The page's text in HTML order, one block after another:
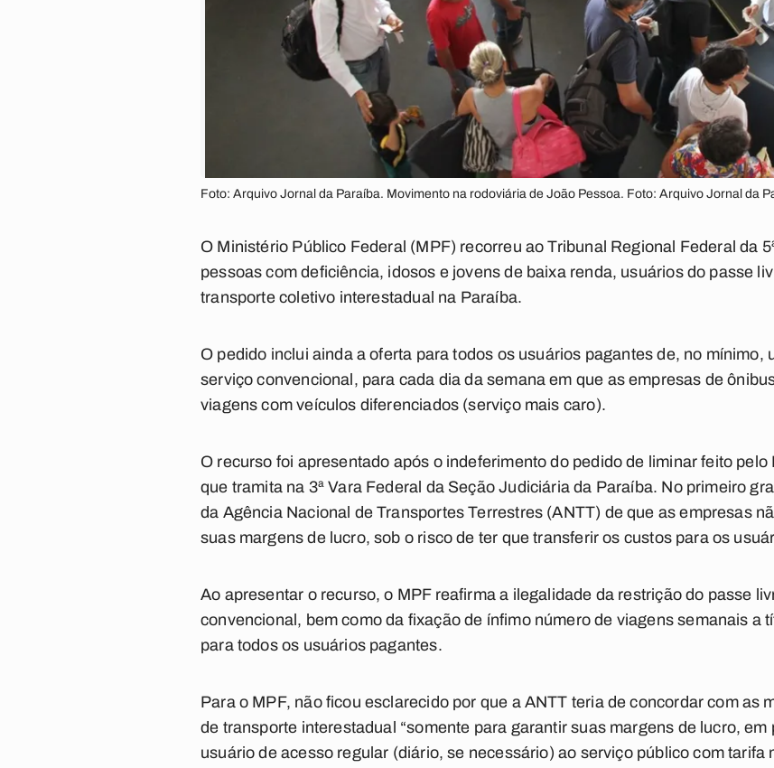
Foto: Arquivo Jornal da Paraíba. Movimento na rodoviária de João Pessoa. Foto: Arquivo Jornal da
O Ministério Público Federal (MPF) recorreu ao Tribunal Regional Federal da
pessoas com deficiência, idosos e jovens de baixa renda, usuários do passe
transporte coletivo interestadual na Paraíba.
O pedido inclui ainda a oferta para todos os usuários pagantes de, no mínimo,
serviço convencional, para cada dia da semana em que as empresas de
viagens com veículos diferenciados (serviço mais caro).
O recurso foi apresentado após o indeferimento do pedido de liminar feito
que tramita na 3ª Vara Federal da Seção Judiciária da Paraíba. No primeiro
da Agência Nacional de Transportes Terrestres (ANTT) de que as empresas
suas margens de lucro, sob o risco de ter que transferir os custos para os
Ao apresentar o recurso, o MPF reafirma a ilegalidade da restrição do passe
convencional, bem como da fixação de ínfimo número de viagens semanais a
para todos os usuários pagantes.
Para o MPF, não ficou esclarecido por que a ANTT teria de concordar com as
de transporte interestadual “somente para garantir suas margens de lucro,
usuário de acesso regular (diário, se necessário) ao serviço público com tarifa